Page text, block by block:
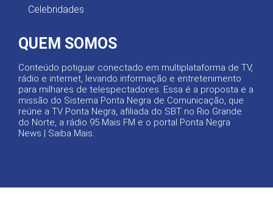
Celebridades
QUEM SOMOS
Conteúdo potiguar conectado em multiplataforma de TV,
rádio e internet, levando informação e entretenimento
para milhares de telespectadores. Essa é a proposta e a
missão do Sistema Ponta Negra de Comunicação, que
reúne a TV Ponta Negra, afiliada do SBT no Rio Grande
do Norte, a rádio 95 Mais FM e o portal Ponta Negra
News | Saiba Mais